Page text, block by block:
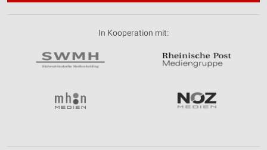
In Kooperation mit: